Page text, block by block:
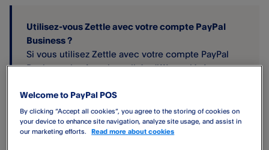
Utilisez-vous Zettle avec votre compte PayPal
Business ?
Si vous utilisez Zettle avec votre compte PayPal
Business, les fonctionnalités diffèrent légèrement
en savoir plus surPayPal.com/help
Intégrez votre compte PayPal POS​ à l'application d'un de
Welcome to PayPal POS
By clicking “Accept all cookies”, you agree to the storing of cookies on
your device to enhance site navigation, analyze site usage, and assist in
our marketing efforts.
Read more about cookies